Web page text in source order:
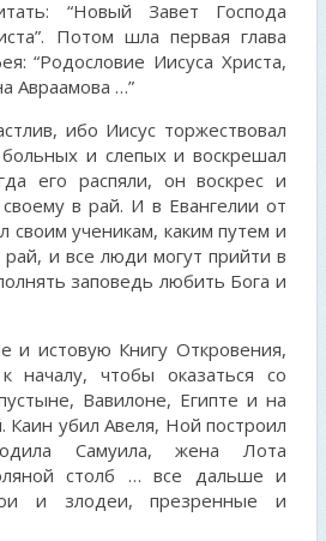
“Новый Завет Господа
Потом шла первая глава
“Родословие Иисуса Христа,
Авраамова …”
ибо Иисус торжествовал
и слепых и воскрешал
его распяли, он воскрес и
в рай. И в Евангелии от
своим ученикам, каким путем и
и все люди могут прийти в
заповедь любить Бога и
и истовую Книгу Откровения,
началу, чтобы оказаться со
Вавилоне, Египте и на
Каин убил Авеля, Ной построил
Самуила, жена Лота
столб … все дальше и
и злодеи, презренные и